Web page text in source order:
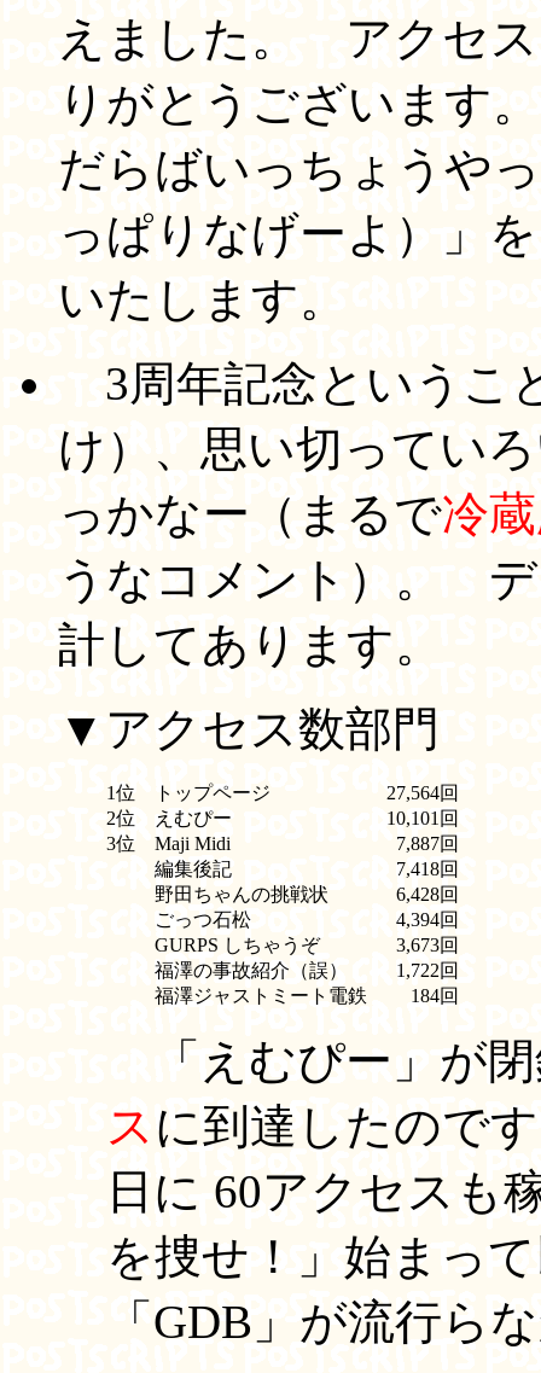
えました。 アクセ
りがとうございます
だらばいっちょうや
っぱりなげーよ）」
いたします。
3周年記念というこ
け）、思い切ってい
っかなー（まるで冷
うなコメント）。 デ
計してあります。
▼アクセス数部門
1位 トップページ
27,564回
2位 えむぴー
10,101回
3位 Maji Midi
7,887回
編集後記
7,418回
野田ちゃんの挑戦状
6,428回
ごっつ石松
4,394回
GURPS しちゃうぞ
3,673回
福澤の事故紹介（誤）
1,722回
福澤ジャストミート電鉄
184回
「えむぴー」が
ス に到達したので
日に 60アクセス
を捜せ！」始まっ
「GDB」が流行ら